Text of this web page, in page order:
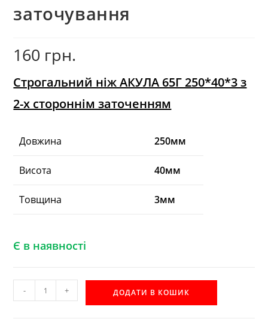
заточування
160 грн.
Строгальний ніж АКУЛА 65Г 250*40*3 з
2-х стороннім заточенням
Довжина 250мм
Висота 40мм
Товщина 3мм
Є в наявності
Строгальний
ніж
- + ДОДАТИ В КОШИК